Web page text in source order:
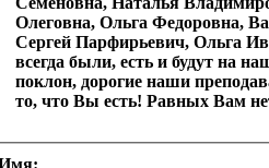
Олеговна, Ольга Федоровна,
Сергей Парфирьевич, Ольга
всегда были, есть и будут на
поклон, дорогие наши
то, что Вы есть! Равных Вам